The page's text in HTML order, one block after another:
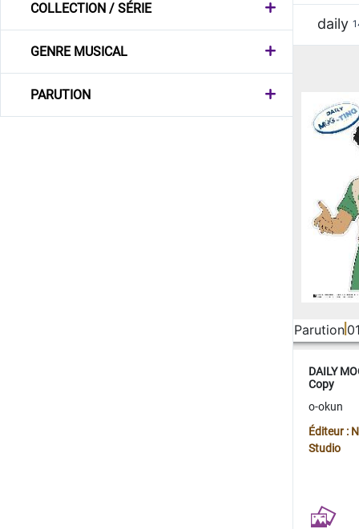
COLLECTION / SÉRIE
GENRE MUSICAL
PARUTION
daily
Parution
DAILY
Copy
o-okun
Éditeur :
Studio